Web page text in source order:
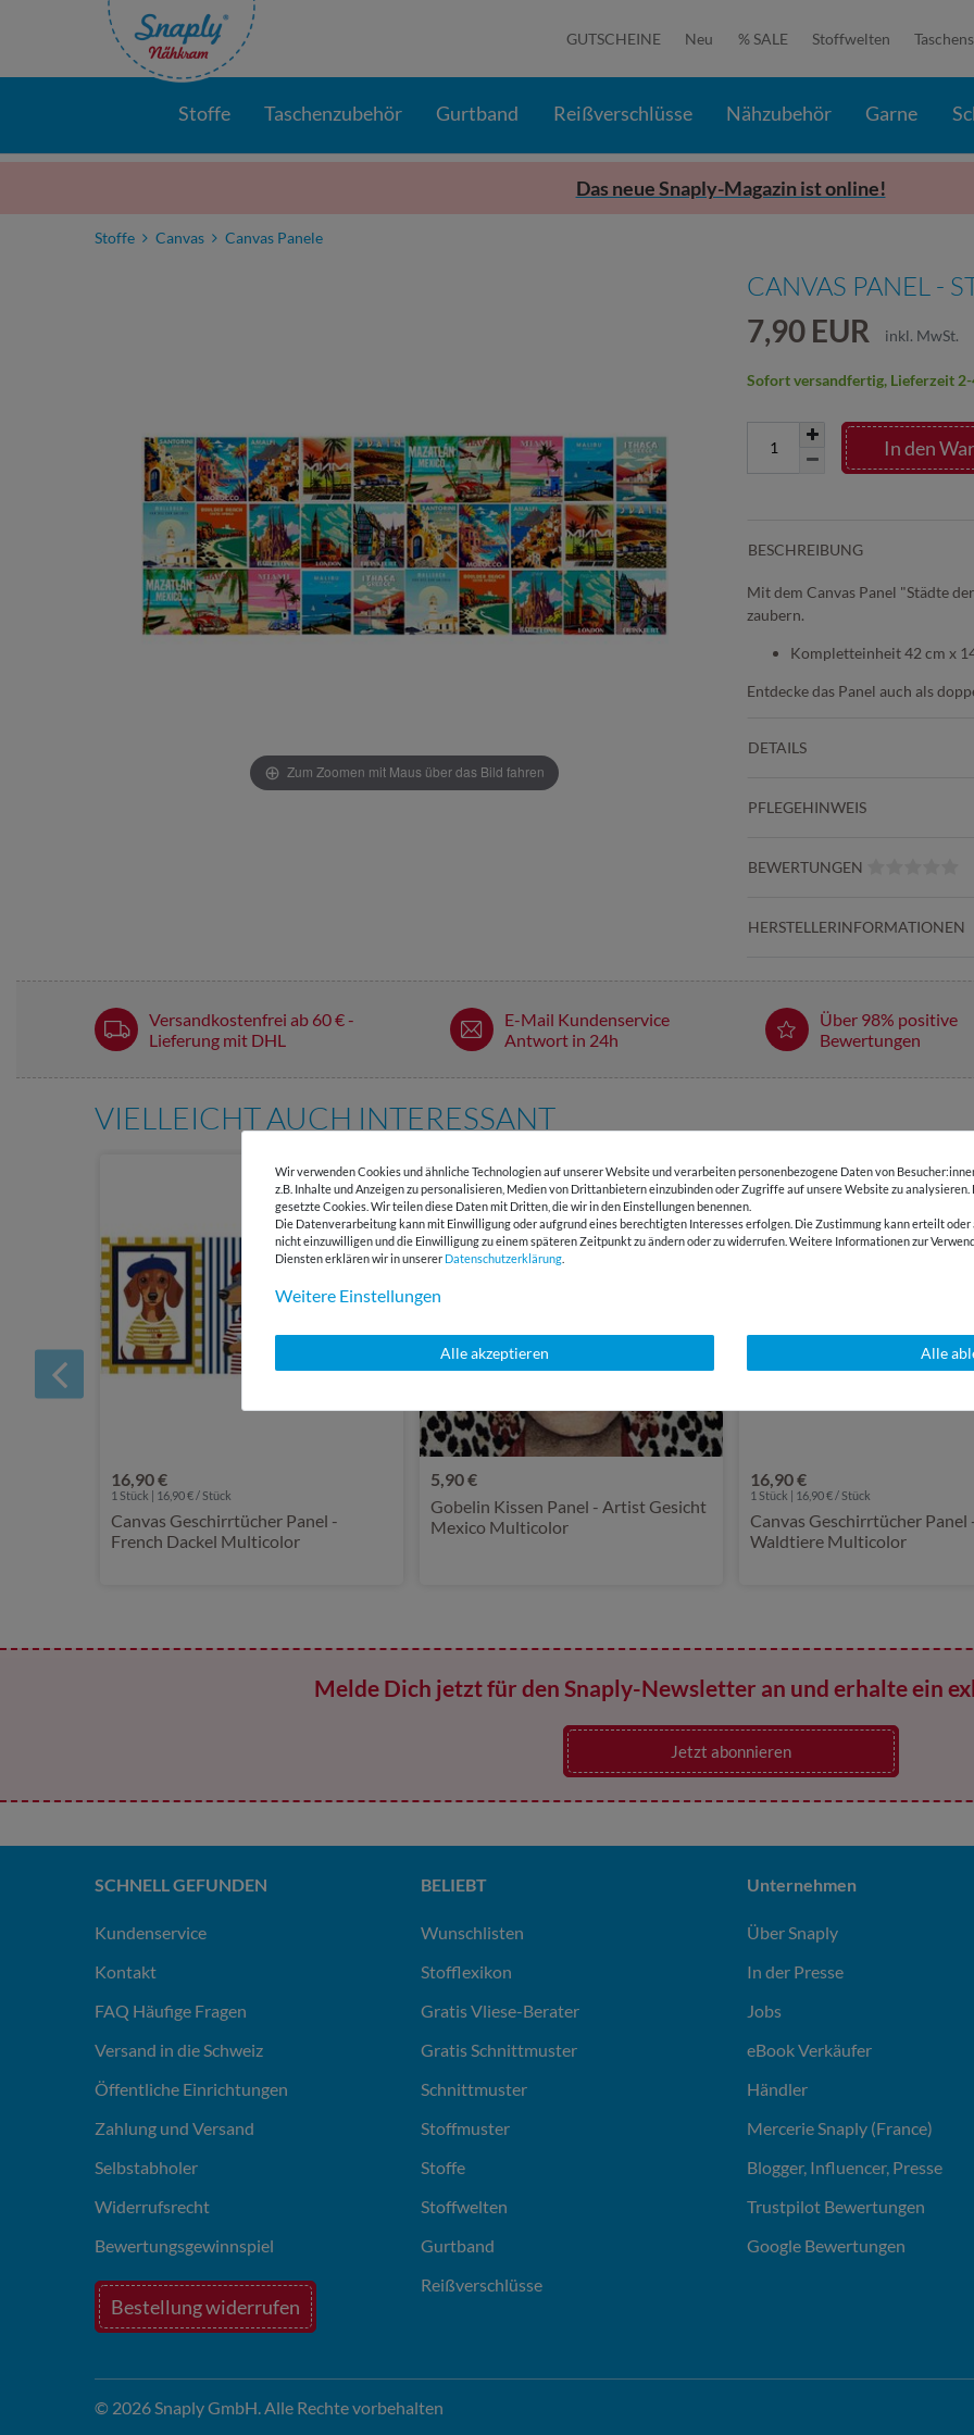
GUTSCHEINE Neu % SALE Stoffwelten
Stoffe Taschenzubehör Gurtband Reißverschlüsse Nähzubehör Garne
Das neue Snaply-Magazin ist online!
Stoffe Canvas Canvas Panele
Zum Zoomen mit Maus über das Bild fahren
CANVAS PANEL -
7,90 EUR inkl. MwSt.
In den
Sofort versandfertig, Lieferzeit
BESCHREIBUNG
Mit dem Canvas Panel "Städte
zaubern.
Kompletteinheit 42 cm x
Entdecke das Panel auch als
DETAILS
PFLEGEHINWEIS
BEWERTUNGEN
HERSTELLERINFORMATIONEN
Versandkostenfrei ab 60 € -
Lieferung mit DHL
E-Mail Kundenservice
Antwort in 24h
Über 98% positive
Bewertungen
VIELLEICHT AUCH INTERESSANT
16,90 €
1 Stück | 16,90 € / Stück
Canvas Geschirrtücher Panel -
French Dackel Multicolor
5,90 €
Gobelin Kissen Panel - Artist Gesicht
Mexico Multicolor
16,90 €
1 Stück | 16,90 € / Stück
Canvas Geschirrtücher Panel
Waldtiere Multicolor
Melde Dich jetzt für den Snaply-Newsletter an und erhalte ein
Jetzt abonnieren
Wir verwenden Cookies und ähnliche Technologien auf unserer Website und verarbeiten personenbezogene Daten von
z.B. Inhalte und Anzeigen zu personalisieren, Medien von Drittanbietern einzubinden oder Zugriffe auf unsere Website zu
gesetzte Cookies. Wir teilen diese Daten mit Dritten, die wir in den Einstellungen benennen.
Die Datenverarbeitung kann mit Einwilligung oder aufgrund eines berechtigten Interesses erfolgen. Die Zustimmung kann erteilt oder
nicht einzuwilligen und die Einwilligung zu einem späteren Zeitpunkt zu ändern oder zu widerrufen. Weitere Informationen zur
Diensten erklären wir in unserer Daten­schutz­erklärung
Weitere Einstellungen
Alle akzeptieren Alle
SCHNELL GEFUNDEN
Kundenservice
Kontakt
FAQ Häufige Fragen
Versand in die Schweiz
Öffentliche Einrichtungen
Zahlung und Versand
Selbstabholer
Widerrufsrecht
Bewertungsgewinnspiel
Bestellung widerrufen
BELIEBT
Wunschlisten
Stofflexikon
Gratis Vliese-Berater
Gratis Schnittmuster
Schnittmuster
Stoffmuster
Stoffe
Stoffwelten
Gurtband
Reißverschlüsse
Unternehmen
Über Snaply
In der Presse
Jobs
eBook Verkäufer
Händler
Mercerie Snaply (France)
Blogger, Influencer, Presse
Trustpilot Bewertungen
Google Bewertungen
© 2026 Snaply GmbH. Alle Rechte vorbehalten